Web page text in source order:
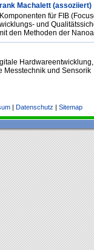
Machalett (assoziiert)
für FIB
und
den Methoden der
Messtechnik und Sensorik
| Datenschutz | Sitemap